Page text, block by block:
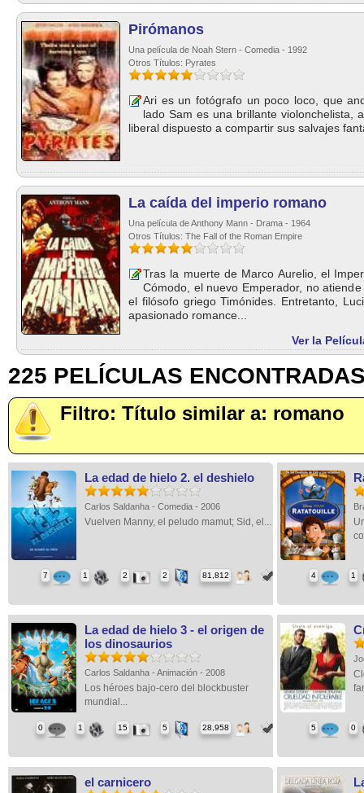
Pirómanos
Una película de Noah Stern - Comedia - 1992
Otros Títulos: Pyrates
Ari es un fotógrafo un poco loco, que
lado Sam es una brillante violonchelista,
liberal dispuesto a compartir sus salvajes
La caída del imperio romano
Una película de Anthony Mann - Drama - 1964
Otros Títulos: The Fall of the Roman Empire
Tras la muerte de Marco Aurelio, el
Cómodo, el nuevo Emperador, no
el filósofo griego Timónides. Entretanto,
apasionado romance...
Ver la
225 PELÍCULAS
Filtro: Título similar a: romano
La edad de hielo 2. el deshielo
Carlos Saldanha - Comedia - 2006
Vuelven Manny, el peludo mamut; Sid, el...
7 1 2 2 81,812 4 1
La edad de hielo 3 - el origen de
los dinosaurios
Carlos Saldanha - Animación - 2008
Los héroes bajo-cero del blockbuster
mundial...
0 1 15 5 28,958 5 0
el carnicero